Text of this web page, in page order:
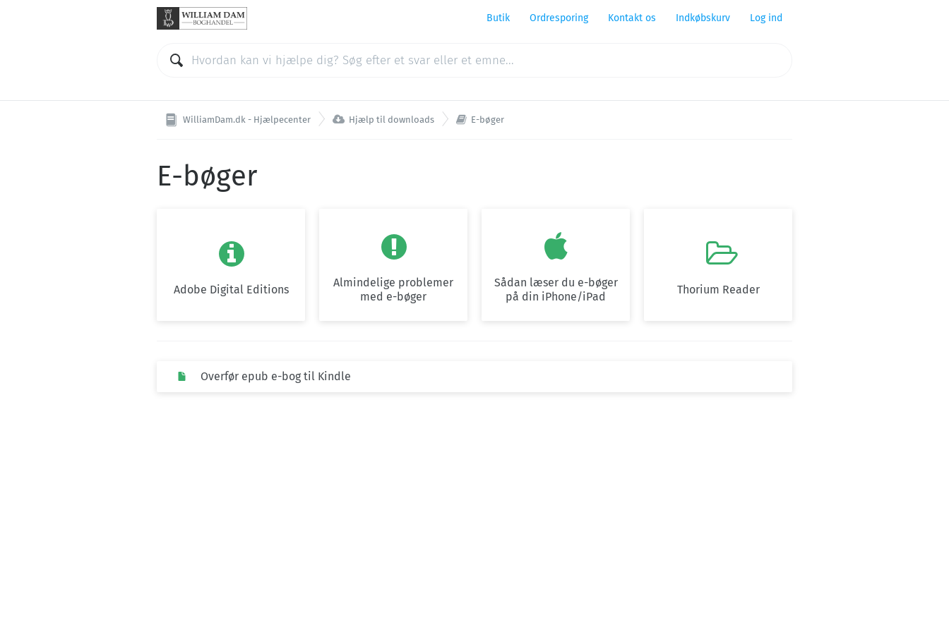
Butik Ordresporing Kontakt os Indkøbskurv Log ind
WilliamDam.dk - Hjælpecenter  Hjælp til downloads  E-bøger
E-bøger

Adobe Digital Editions

Almindelige problemer
med e-bøger

Sådan læser du e-bøger
på din iPhone/iPad

Thorium Reader
Overfør epub e-bog til Kindle